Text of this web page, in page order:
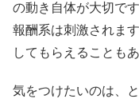
の動き自体が大切で
報酬系は刺激されま
してもらえることも
気をつけたいのは、